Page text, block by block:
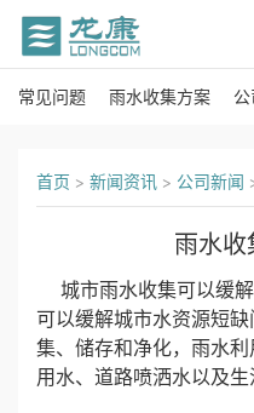
首
关
常见问题 雨水收集方案
首页 > 新闻资讯 > 公司新闻
雨水收
城市雨水收集可以缓解
可以缓解城市水资源短
集、储存和净化，雨水
用水、道路喷洒水以及生